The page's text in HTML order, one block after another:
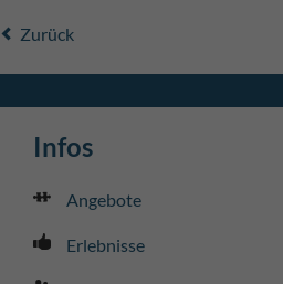
Zurück
Infos
Angebote
Erlebnisse